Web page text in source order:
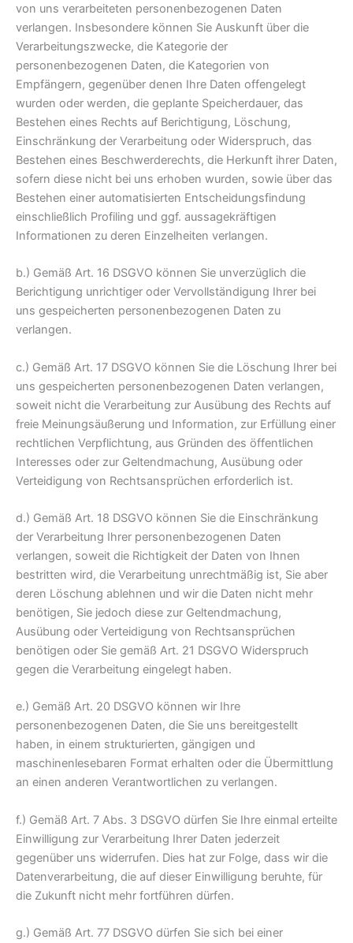
von uns verarbeiteten personenbezogenen Daten
verlangen. Insbesondere können Sie Auskunft über die
Verarbeitungszwecke, die Kategorie der
personenbezogenen Daten, die Kategorien von
Empfängern, gegenüber denen Ihre Daten offengelegt
wurden oder werden, die geplante Speicherdauer, das
Bestehen eines Rechts auf Berichtigung, Löschung,
Einschränkung der Verarbeitung oder Widerspruch, das
Bestehen eines Beschwerderechts, die Herkunft ihrer Daten,
sofern diese nicht bei uns erhoben wurden, sowie über das
Bestehen einer automatisierten Entscheidungsfindung
einschließlich Profiling und ggf. aussagekräftigen
Informationen zu deren Einzelheiten verlangen.
b.) Gemäß Art. 16 DSGVO können Sie unverzüglich die
Berichtigung unrichtiger oder Vervollständigung Ihrer bei
uns gespeicherten personenbezogenen Daten zu
verlangen.
c.) Gemäß Art. 17 DSGVO können Sie die Löschung Ihrer bei
uns gespeicherten personenbezogenen Daten verlangen,
soweit nicht die Verarbeitung zur Ausübung des Rechts auf
freie Meinungsäußerung und Information, zur Erfüllung einer
rechtlichen Verpflichtung, aus Gründen des öffentlichen
Interesses oder zur Geltendmachung, Ausübung oder
Verteidigung von Rechtsansprüchen erforderlich ist.
d.) Gemäß Art. 18 DSGVO können Sie die Einschränkung
der Verarbeitung Ihrer personenbezogenen Daten
verlangen, soweit die Richtigkeit der Daten von Ihnen
bestritten wird, die Verarbeitung unrechtmäßig ist, Sie aber
deren Löschung ablehnen und wir die Daten nicht mehr
benötigen, Sie jedoch diese zur Geltendmachung,
Ausübung oder Verteidigung von Rechtsansprüchen
benötigen oder Sie gemäß Art. 21 DSGVO Widerspruch
gegen die Verarbeitung eingelegt haben.
e.) Gemäß Art. 20 DSGVO können wir Ihre
personenbezogenen Daten, die Sie uns bereitgestellt
haben, in einem strukturierten, gängigen und
maschinenlesebaren Format erhalten oder die Übermittlung
an einen anderen Verantwortlichen zu verlangen.
f.) Gemäß Art. 7 Abs. 3 DSGVO dürfen Sie Ihre einmal erteilte
Einwilligung zur Verarbeitung Ihrer Daten jederzeit
gegenüber uns widerrufen. Dies hat zur Folge, dass wir die
Datenverarbeitung, die auf dieser Einwilligung beruhte, für
die Zukunft nicht mehr fortführen dürfen.
g.) Gemäß Art. 77 DSGVO dürfen Sie sich bei einer